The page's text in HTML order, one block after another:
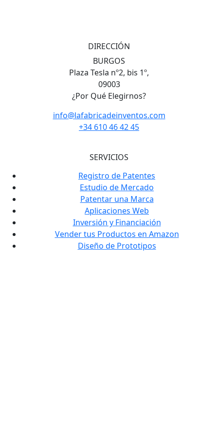
DIRECCIÓN
BURGOS
Plaza Tesla nº2, bis 1º,
09003
¿Por Qué Elegirnos?
info@lafabricadeinventos.com
+34 610 46 42 45
SERVICIOS
Registro de Patentes
Estudio de Mercado
Patentar una Marca
Aplicaciones Web
Inversión y Financiación
Vender tus Productos en Amazon
Diseño de Prototipos